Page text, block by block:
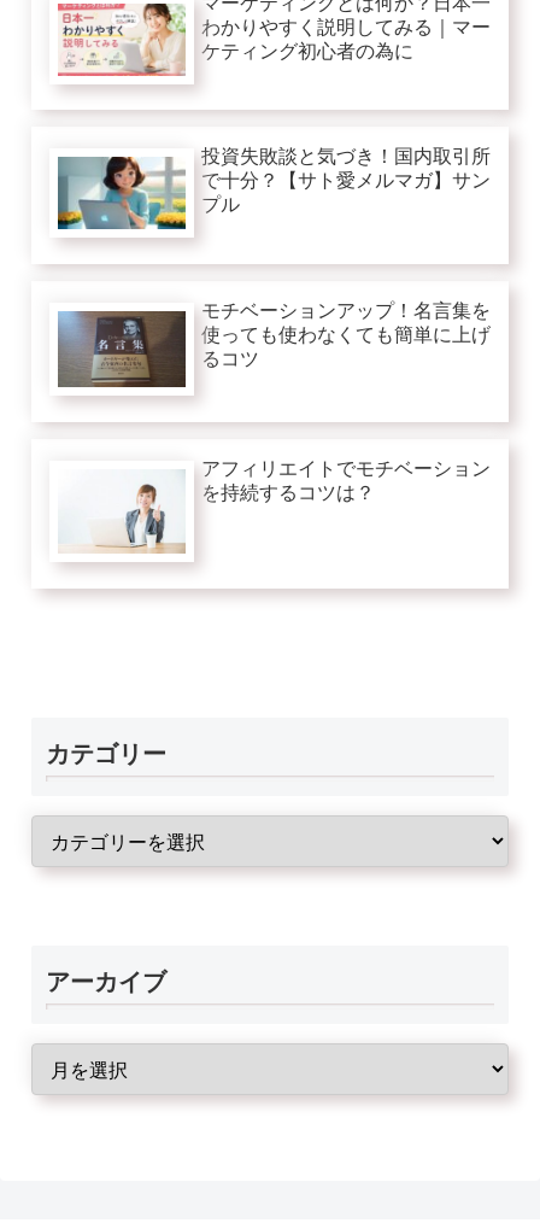
わかりやすく説明してみる｜マー
ケティング初心者の為に
投資失敗談と気づき！国内取引所
で十分？【サト愛メルマガ】サン
プル
モチベーションアップ！名言集を
使っても使わなくても簡単に上げ
るコツ
アフィリエイトでモチベーション
を持続するコツは？
カテゴリー
アーカイブ